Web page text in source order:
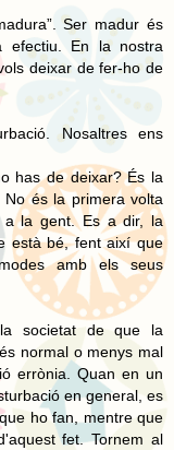
Ser madur és
efectiu. En la nostra
deixar de fer-ho de
Nosaltres ens
has de deixar? És la
és la primera volta
a la gent. Es a dir, la
està bé, fent així que
amb els seus
societat de que la
normal o menys mal
errònia. Quan en un
en general, es
ho fan, mentre que
fet. Tornem al